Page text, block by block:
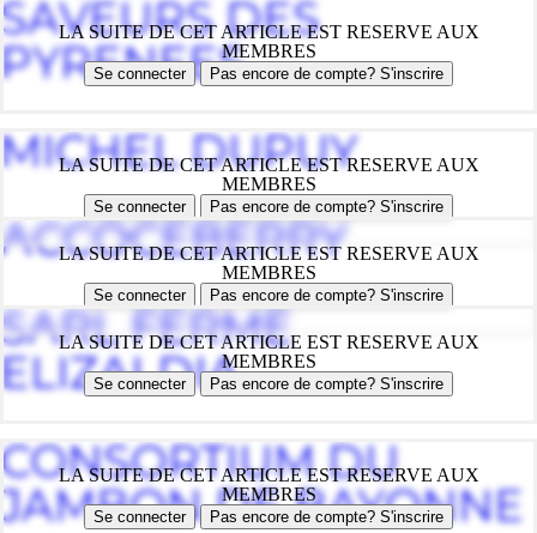
LA SUITE DE CET ARTICLE EST RESERVE AUX
MEMBRES
Se connecter Pas encore de compte? S'inscrire
SAVEURS DES
PYRENEES
LA SUITE DE CET ARTICLE EST RESERVE AUX
MEMBRES
Se connecter Pas encore de compte? S'inscrire
MICHEL DUPUY
LA SUITE DE CET ARTICLE EST RESERVE AUX
MEMBRES
Se connecter Pas encore de compte? S'inscrire
ACCOCEBERRY
LA SUITE DE CET ARTICLE EST RESERVE AUX
MEMBRES
Se connecter Pas encore de compte? S'inscrire
SARL FERME
ELIZALDIA
LA SUITE DE CET ARTICLE EST RESERVE AUX
MEMBRES
Se connecter Pas encore de compte? S'inscrire
CONSORTIUM DU
JAMBON DE BAYONNE